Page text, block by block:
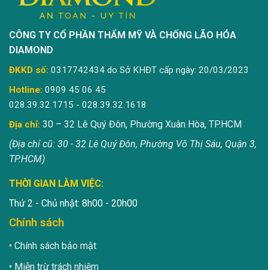
CÔNG TY CỔ PHẦN THẨM MỸ VÀ CHỐNG LÃO HÓA
DIAMOND
ĐKKD số: 0317742434 do Sở KHĐT cấp ngày: 20/03/2023
Hotline: 0909 45 06 45
028.39.32.1715 - 028.39.32.1618
Địa chỉ: 30 – 32 Lê Quý Đôn, Phường Xuân Hòa, TP.HCM
(Địa chỉ cũ: 30 - 32 Lê Quý Đôn, Phường Võ Thị Sáu, Quận 3,
TP.HCM)
THỜI GIAN LÀM VIỆC:
Thứ 2 - Chủ nhật: 8h00 - 20h00
Chính sách
Chính sách bảo mật
Miễn trừ trách nhiệm